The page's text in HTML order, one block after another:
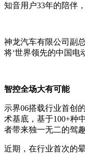
知音用户33年的陪伴
神龙汽车有限公司副
将‘世界领先的中国电
智控全场大有可能
示界06搭载行业首创
术基底，基于100+种
者带来独一无二的驾趣
近期，在行业首次的